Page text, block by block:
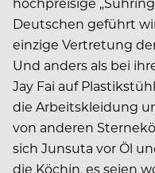
Deutschen geführt
einzige Vertretung
Und anders als bei
Jay Fai auf
die Arbeitskleidung
von anderen
sich Junsuta vor Öl
die Köchin, es seien